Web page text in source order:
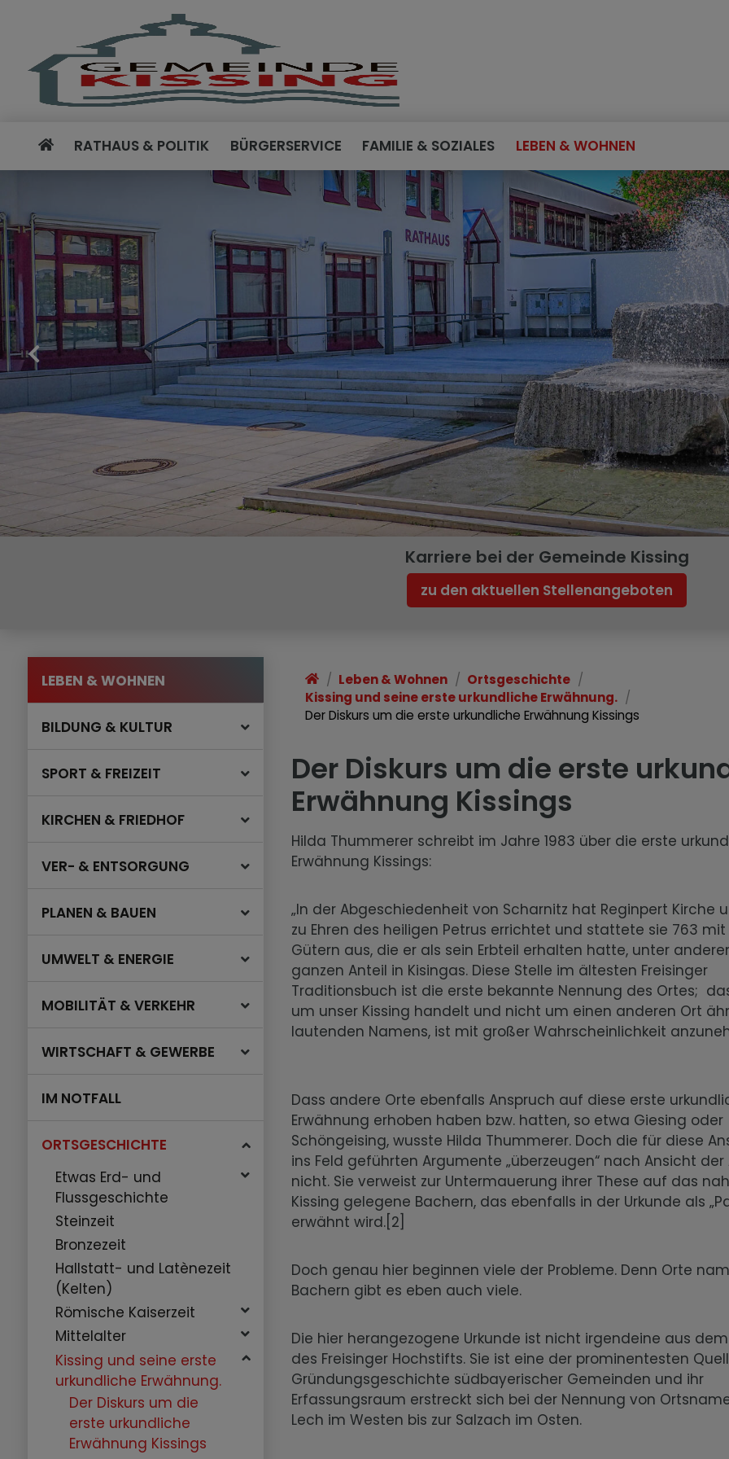
RATHAUS & POLITIK BÜRGERSERVICE FAMILIE & SOZIALES LEBEN & WOHNEN
Karriere bei der Gemeinde Kissing
zu den aktuellen Stellenangeboten
LEBEN & WOHNEN
BILDUNG & KULTUR
SPORT & FREIZEIT
KIRCHEN & FRIEDHOF
VER- & ENTSORGUNG
PLANEN & BAUEN
UMWELT & ENERGIE
MOBILITÄT & VERKEHR
WIRTSCHAFT & GEWERBE
IM NOTFALL
ORTSGESCHICHTE
Etwas Erd- und
Flussgeschichte
Steinzeit
Bronzezeit
Hallstatt- und Latènezeit
(Kelten)
Römische Kaiserzeit
Mittelalter
Kissing und seine erste
urkundliche Erwähnung.
Der Diskurs um die
erste urkundliche
Erwähnung Kissings
Leben & Wohnen
Ortsgeschichte
Kissing und seine erste urkundliche Erwähnung.
Der Diskurs um die erste urkundliche Erwähnung Kissings
Der Diskurs um die erste
Erwähnung Kissings
Hilda Thummerer schreibt im Jahre 1983 über die erste
Erwähnung Kissings:
„In der Abgeschiedenheit von Scharnitz hat Reginpert Kirche
zu Ehren des heiligen Petrus errichtet und stattete sie 763
Gütern aus, die er als sein Erbteil erhalten hatte, unter
ganzen Anteil in Kisingas. Diese Stelle im ältesten Freisinger
Traditionsbuch ist die erste bekannte Nennung des Ortes;
um unser Kissing handelt und nicht um einen anderen Ort
lautenden Namens, ist mit großer Wahrscheinlichkeit
Dass andere Orte ebenfalls Anspruch auf diese erste
Erwähnung erhoben haben bzw. hatten, so etwa Giesing oder
Schöngeising, wusste Hilda Thummerer. Doch die für diese
ins Feld geführten Argumente „überzeugen“ nach Ansicht der
nicht. Sie verweist zur Untermauerung ihrer These auf das
Kissing gelegene Bachern, das ebenfalls in der Urkunde als
erwähnt wird.[2]
Doch genau hier beginnen viele der Probleme. Denn Orte
Bachern gibt es eben auch viele.
Die hier herangezogene Urkunde ist nicht irgendeine aus
des Freisinger Hochstifts. Sie ist eine der prominentesten
Gründungsgeschichte südbayerischer Gemeinden und ihr
Erfassungsraum erstreckt sich bei der Nennung von
Lech im Westen bis zur Salzach im Osten.